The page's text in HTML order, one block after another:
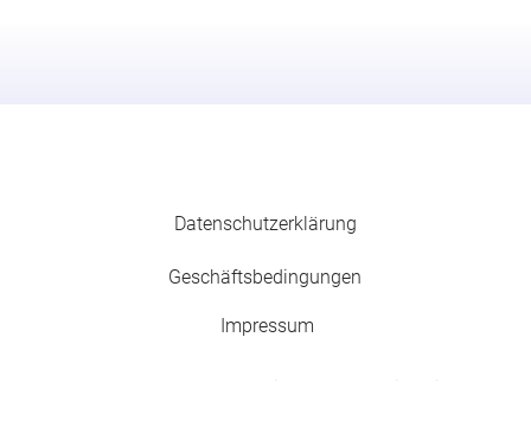
ein Produkt der itdesign
Datenschutzerklärung
Geschäfts­­be­­ding­­ung­­en
Impressum